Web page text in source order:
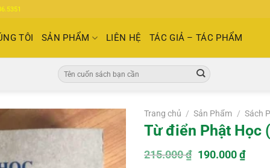
TÔI SẢN PHẨM LIÊN HỆ TÁC GIẢ – TÁC PHẨM
Tìm
kiếm:
Trang chủ / Sản Phẩm / Sách
Từ điển Phật Học
215.000₫ Giá
190.000₫Giá